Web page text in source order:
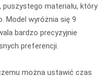
puszystego materiału, który
Model wyróżnia się 9
bardzo precyzyjnie
preferencji.
można ustawić czas